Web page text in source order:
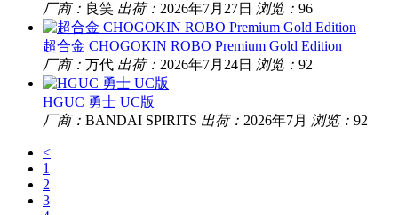
厂商： 良笑 出荷： 2026年7月27日 浏览： 96
超合金 CHOGOKIN ROBO Premium Gold Edition
厂商： 万代 出荷： 2026年7月24日 浏览： 92
HGUC 勇士 UC版
厂商： BANDAI SPIRITS 出荷： 2026年7月 浏览： 92
<
1
2
3